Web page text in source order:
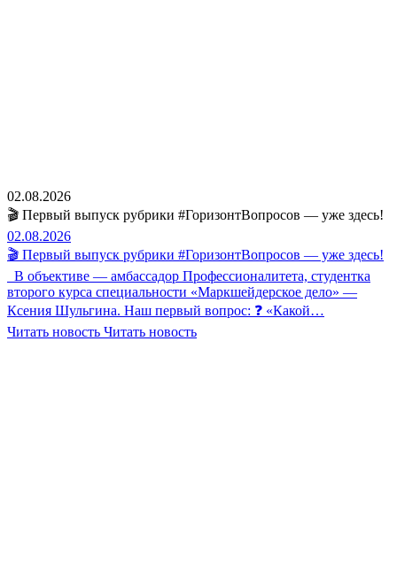
02.08.2026
🎬 Первый выпуск рубрики #ГоризонтВопросов — уже здесь!
02.08.2026
🎬 Первый выпуск рубрики #ГоризонтВопросов — уже здесь!
В объективе — амбассадор Профессионалитета, студентка
второго курса специальности «Маркшейдерское дело» —
Ксения Шульгина. Наш первый вопрос: ❓ «Какой…
Читать новость Читать новость